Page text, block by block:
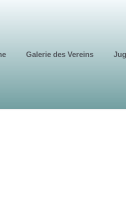
Galerie des Vereins